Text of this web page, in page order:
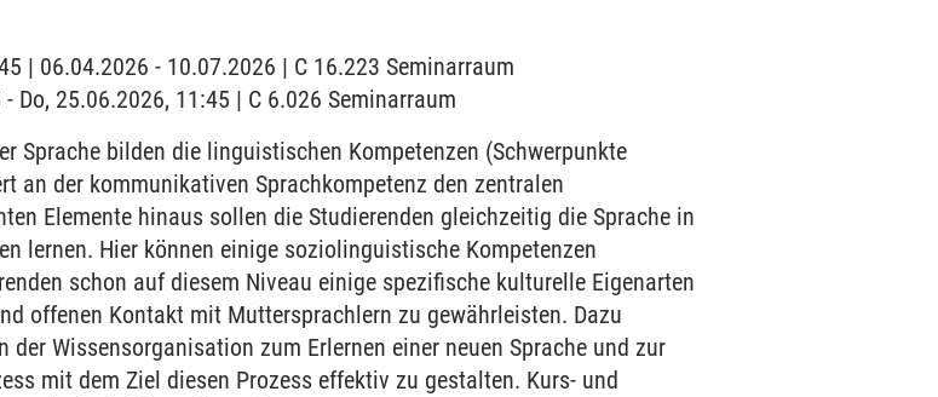
| 06.04.2026 - 10.07.2026 | C 16.223 Seminarraum
Do, 25.06.2026, 11:45 | C 6.026 Seminarraum
Sprache bilden die linguistischen Kompetenzen (Schwerpunkte
an der kommunikativen Sprachkompetenz den zentralen
Elemente hinaus sollen die Studierenden gleichzeitig die Sprache in
lernen. Hier können einige soziolinguistische Kompetenzen
schon auf diesem Niveau einige spezifische kulturelle Eigenarten
offenen Kontakt mit Muttersprachlern zu gewährleisten. Dazu
der Wissensorganisation zum Erlernen einer neuen Sprache und zur
mit dem Ziel diesen Prozess effektiv zu gestalten. Kurs- und